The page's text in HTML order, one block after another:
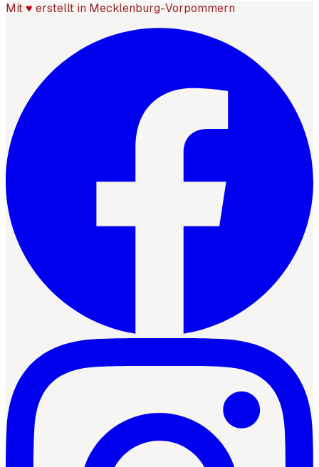
Mit ♥ erstellt in Mecklenburg-Vorpommern